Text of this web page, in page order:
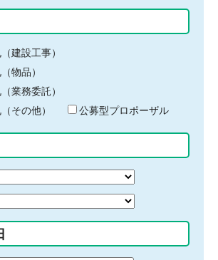
建設工事）
物品）
業務委託）
その他）
公募型プロポーザル